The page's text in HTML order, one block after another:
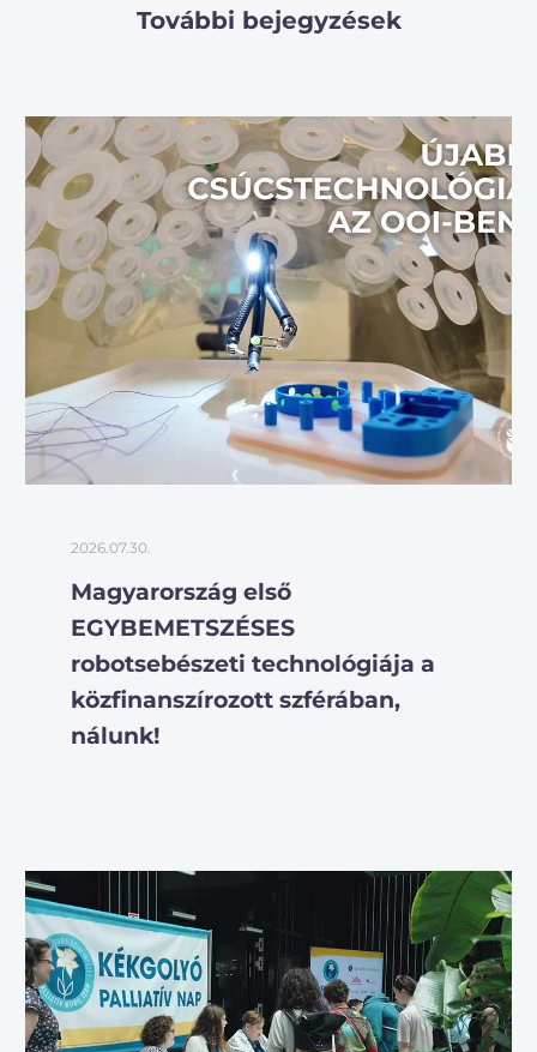
További bejegyzések
2026.07.30.
Magyarország első
EGYBEMETSZÉSES
robotsebészeti technológiája a
közfinanszírozott szférában,
nálunk!